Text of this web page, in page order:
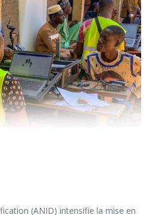
(ANID) intensifie la mise en